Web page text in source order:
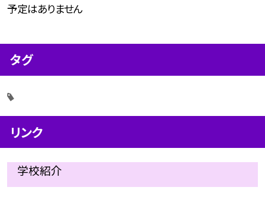
予定はありません
タグ
リンク
学校紹介